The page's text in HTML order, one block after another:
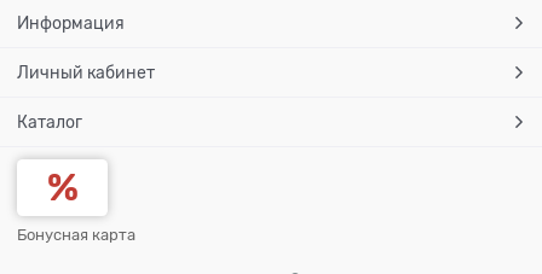
Информация
Личный кабинет
Каталог
Бонусная карта